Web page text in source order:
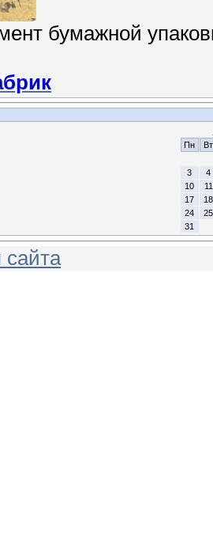
бумажной
Пн
Вт
3
4
10
11
17
18
24
25
31